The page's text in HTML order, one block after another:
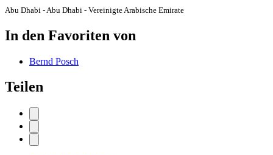
Abu Dhabi - Abu Dhabi - Vereinigte Arabische Emirate
In den Favoriten von
Bernd Posch
Teilen